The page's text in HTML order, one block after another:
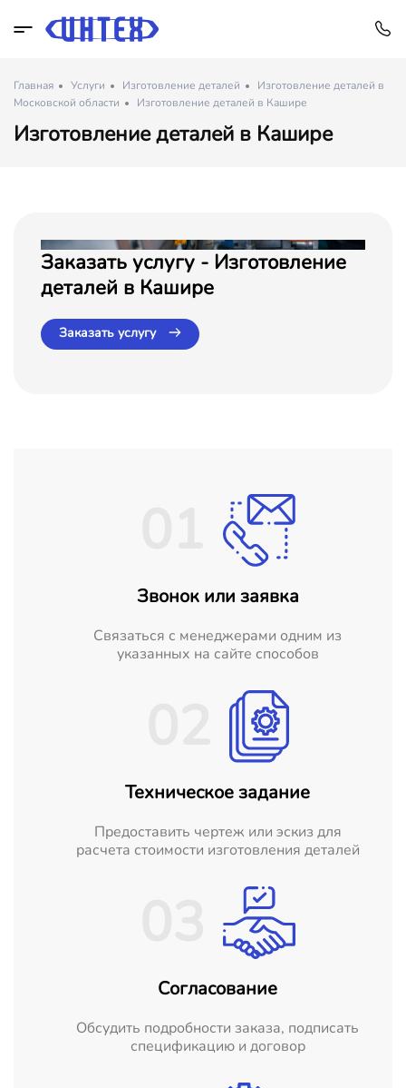
Главная Услуги Изготовление деталей
Изготовление деталей в
Московской области
Изготовление деталей в Кашире
Изготовление деталей в Кашире
Заказать услугу - Изготовление
деталей в Кашире
Заказать услугу
Звонок или заявка
Cвязаться с менеджерами одним из
указанных на сайте способов
Техническое задание
Предоставить чертеж или эскиз для
расчета стоимости изготовления деталей
Согласование
Обсудить подробности заказа, подписать
спецификацию и договор